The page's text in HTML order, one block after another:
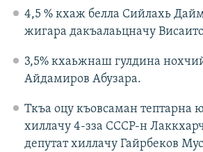
4,5 % кхаж белла Сийлахь
жигара дакъалаьцначу
3,5% кхаьжнаш гулдина
Айдамиров Абузара.
Ткъа оцу къовсаман тептарна
хиллачу 4-зза СССР-н
депутат хиллачу Гайрбеков